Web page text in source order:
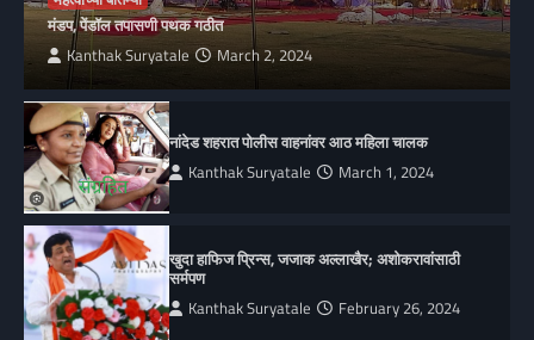
मंडप, पेंडॉल तपासणी पथक गठीत
Kanthak Suryatale March 2, 2024
नांदेड शहरात पोलीस वाहनांवर आठ महिला चालक
Kanthak Suryatale March 1, 2024
खुदा हाफिज प्रिन्स, जजाक अल्लाखैर; अशोकरावांसाठी
सर्मपण
Kanthak Suryatale February 26, 2024